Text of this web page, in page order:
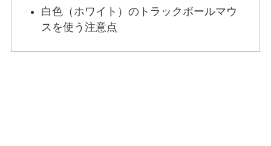
白色（ホワイト）のトラックボールマウ
スを使う注意点